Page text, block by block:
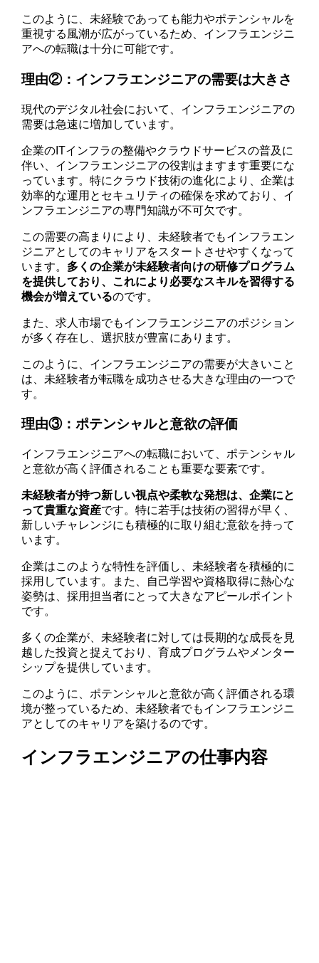
このように、未経験であっても能力やポテンシャルを
重視する風潮が広がっているため、インフラエンジニ
アへの転職は十分に可能です。
理由②：インフラエンジニアの需要は大きさ
現代のデジタル社会において、インフラエンジニアの
需要は急速に増加しています。
企業のITインフラの整備やクラウドサービスの普及に
伴い、インフラエンジニアの役割はますます重要にな
っています。特にクラウド技術の進化により、企業は
効率的な運用とセキュリティの確保を求めており、イ
ンフラエンジニアの専門知識が不可欠です。
この需要の高まりにより、未経験者でもインフラエン
ジニアとしてのキャリアをスタートさせやすくなって
います。 多くの企業が未経験者向けの研修プログラム
を提供しており、これにより必要なスキルを習得する
機会が増えているのです。
また、求人市場でもインフラエンジニアのポジション
が多く存在し、選択肢が豊富にあります。
このように、インフラエンジニアの需要が大きいこと
は、未経験者が転職を成功させる大きな理由の一つで
す。
理由③：ポテンシャルと意欲の評価
インフラエンジニアへの転職において、ポテンシャル
と意欲が高く評価されることも重要な要素です。
未経験者が持つ新しい視点や柔軟な発想は、企業にと
って貴重な資産です。特に若手は技術の習得が早く、
新しいチャレンジにも積極的に取り組む意欲を持って
います。
企業はこのような特性を評価し、未経験者を積極的に
採用しています。また、自己学習や資格取得に熱心な
姿勢は、採用担当者にとって大きなアピールポイント
です。
多くの企業が、未経験者に対しては長期的な成長を見
越した投資と捉えており、育成プログラムやメンター
シップを提供しています。
このように、ポテンシャルと意欲が高く評価される環
境が整っているため、未経験者でもインフラエンジニ
アとしてのキャリアを築けるのです。
インフラエンジニアの仕事内容